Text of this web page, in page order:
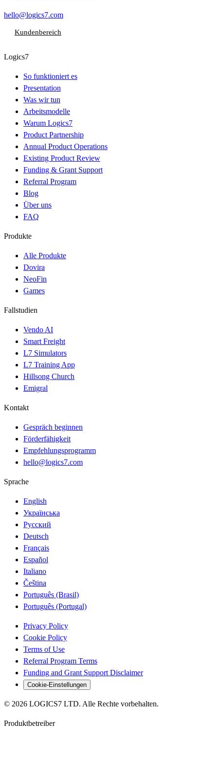
hello@logics7.com
Kundenbereich
Logics7
So funktioniert es
Presentation
Was wir tun
Arbeitsmodelle
Warum Logics7
Product Partnership
Annual Product Operations
Existing Product Review
Funding & Grant Support
Referral Program
Blog
Über uns
FAQ
Produkte
Alle Produkte
Dovira
NeoFin
Games
Fallstudien
Vendo AI
Smart Freight
L7 Simulators
L7 Training App
Hillsong Church
Emigral
Kontakt
Gespräch beginnen
Förderfähigkeit
Empfehlungsprogramm
hello@logics7.com
Sprache
English
Українська
Русский
Deutsch
Français
Español
Italiano
Čeština
Português (Brasil)
Português (Portugal)
Privacy Policy
Cookie Policy
Terms of Use
Referral Program Terms
Funding and Grant Support Disclaimer
Cookie-Einstellungen
© 2026 LOGICS7 LTD. Alle Rechte vorbehalten.
Produktbetreiber